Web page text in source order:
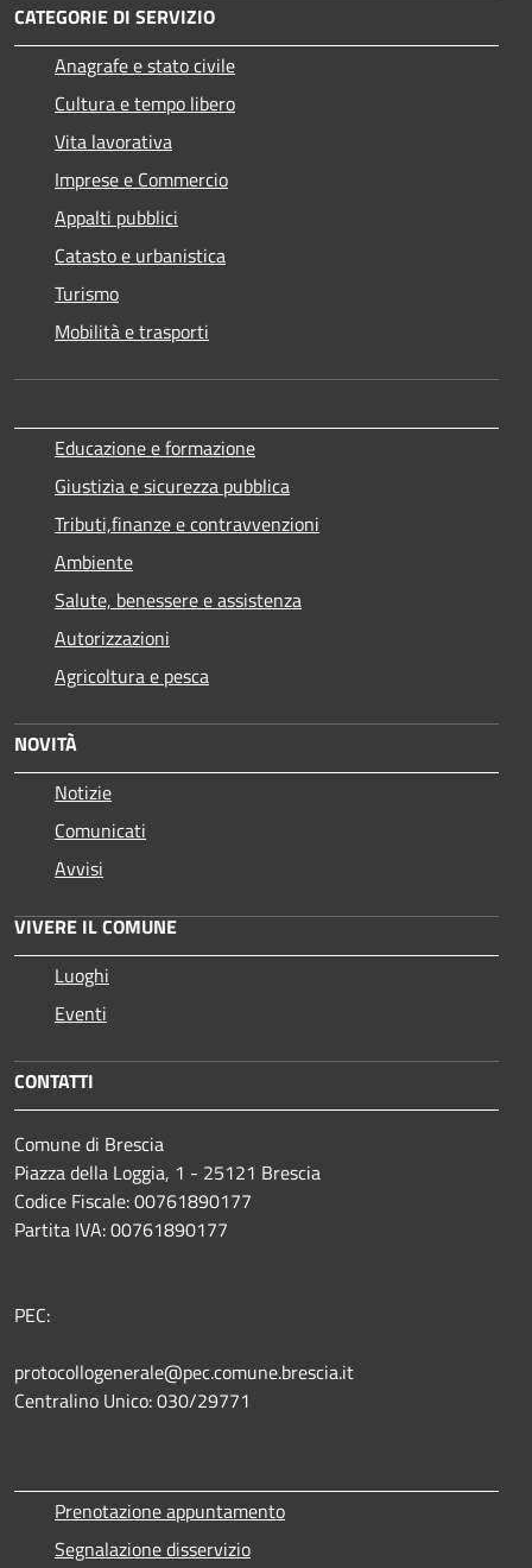
CATEGORIE DI SERVIZIO
Anagrafe e stato civile
Cultura e tempo libero
Vita lavorativa
Imprese e Commercio
Appalti pubblici
Catasto e urbanistica
Turismo
Mobilità e trasporti
Educazione e formazione
Giustizia e sicurezza pubblica
Tributi,finanze e contravvenzioni
Ambiente
Salute, benessere e assistenza
Autorizzazioni
Agricoltura e pesca
NOVITÀ
Notizie
Comunicati
Avvisi
VIVERE IL COMUNE
Luoghi
Eventi
CONTATTI
Comune di Brescia
Piazza della Loggia, 1 - 25121 Brescia
Codice Fiscale: 00761890177
Partita IVA: 00761890177
PEC:
protocollogenerale@pec.comune.brescia.it
Centralino Unico: 030/29771
Prenotazione appuntamento
Segnalazione disservizio